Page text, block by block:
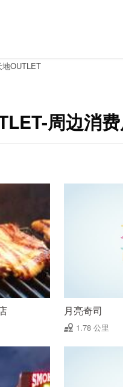
地OUTLET
周边消
月亮奇司
1.78 公里